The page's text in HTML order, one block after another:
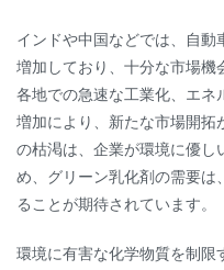
インドや中国などでは、自
増加しており、十分な市場機
各地での急速な工業化、エネ
増加により、新たな市場開拓
の枯渇は、企業が環境に優し
め、グリーン乳化剤の需要は
ることが期待されています。
環境に有害な化学物質を制限